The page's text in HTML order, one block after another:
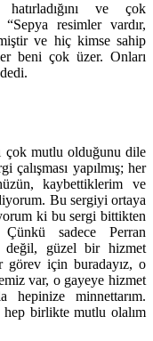
ve çok
resimler vardır,
ve hiç kimse sahip
beni çok üzer. Onları
çok mutlu olduğunu dile
yapılmış; her
kaybettiklerim ve
Bu sergiyi ortaya
ki bu sergi bittikten
sadece Perran
değil, güzel bir hizmet
görev için buradayız, o
var, o gayeye hizmet
hepinize minnettarım.
birlikte mutlu olalım